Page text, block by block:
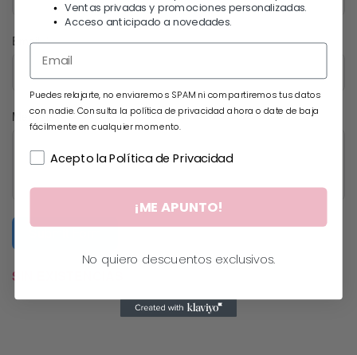
Email
Mensaje
Submit Form
SIN EXISTENCIAS
Ventas privadas y promociones personalizadas.
Acceso anticipado a novedades.
Puedes relajarte, no enviaremos SPAM ni compartiremos tus datos
con nadie. Consulta la política de privacidad ahora o date de baja
fácilmente en cualquier momento.
Acepto la Política de Privacidad
¡ME APUNTO!
No quiero descuentos exclusivos.